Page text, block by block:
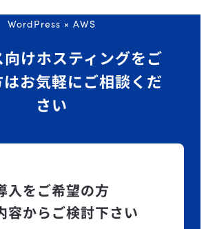
WordPress × AWS
向けホスティングをご
お気軽にご相談くだ
さい
入をご希望の方
容からご検討下さい